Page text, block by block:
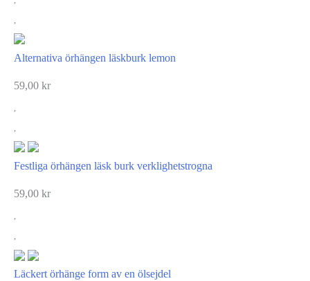
Alternativa örhängen läskburk lemon
59,00 kr
Festliga örhängen läsk burk verklighetstrogna
59,00 kr
Läckert örhänge form av en ölsejdel